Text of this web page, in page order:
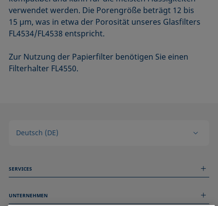
verwendet werden. Die Porengröße beträgt 12 bis
15 µm, was in etwa der Porosität unseres Glasfilters
FL4534/FL4538 entspricht.
Zur Nutzung der Papierfilter benötigen Sie einen
Filterhalter FL4550.
Deutsch (DE)
SERVICES
Technischer Service
UNTERNEHMEN